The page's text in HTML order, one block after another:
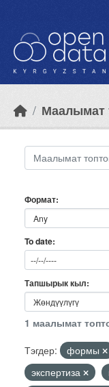
Маалымат
Формат
To date
Тапшырык кыл
1 маалымат
Тэгдер:
формы
экспертиза